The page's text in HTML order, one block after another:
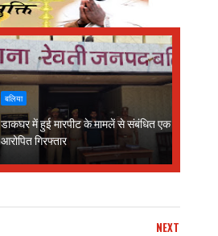
बलिया
डाकघर में हुई मारपीट के मामलें से संबंधित एक
आरोपित गिरफ्तार
NEXT